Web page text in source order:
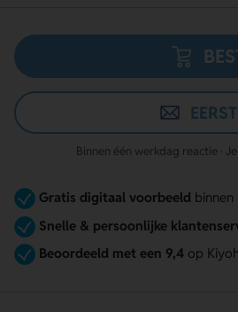
Binnen één werkdag reactie ·
Gratis digitaal voorbeeldbinnen
Snelle & persoonlijke
Beoordeeld met een 9,4op Kiyoh